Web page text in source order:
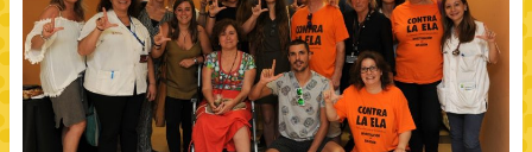
d
o
w
)
d
o
w
)
w
w
i
n
d
w